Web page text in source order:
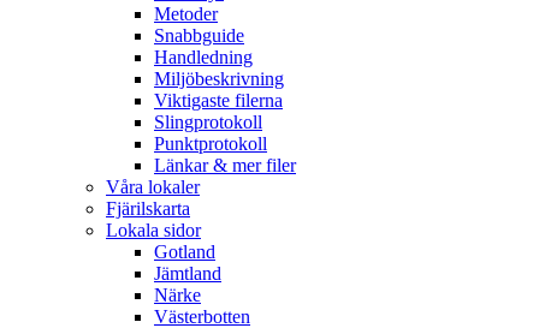
Metoder
Snabbguide
Handledning
Miljöbeskrivning
Viktigaste filerna
Slingprotokoll
Punktprotokoll
Länkar & mer filer
Våra lokaler
Fjärilskarta
Lokala sidor
Gotland
Jämtland
Närke
Västerbotten